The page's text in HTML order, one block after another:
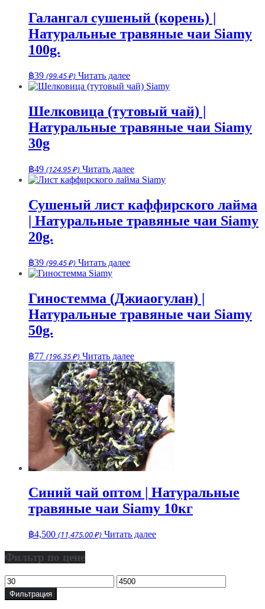
Галангал сушеный (корень) |
Натуральные травяные чаи Siamy
100g.
฿39 (99.45 ₽) Читать далее
Шелковица (тутовый чай) |
Натуральные травяные чаи Siamy
30g
฿49 (124.95 ₽) Читать далее
Сушеный лист каффирского лайма
| Натуральные травяные чаи Siamy
20g.
฿39 (99.45 ₽) Читать далее
Гиностемма (Джиаогулан) |
Натуральные травяные чаи Siamy
50g.
฿77 (196.35 ₽) Читать далее
Синий чай оптом | Натуральные
травяные чаи Siamy 10кг
฿4,500 (11,475.00 ₽) Читать далее
Фильтр по цене
Минимальная
цена
Максимальная
цена
Фильтрация